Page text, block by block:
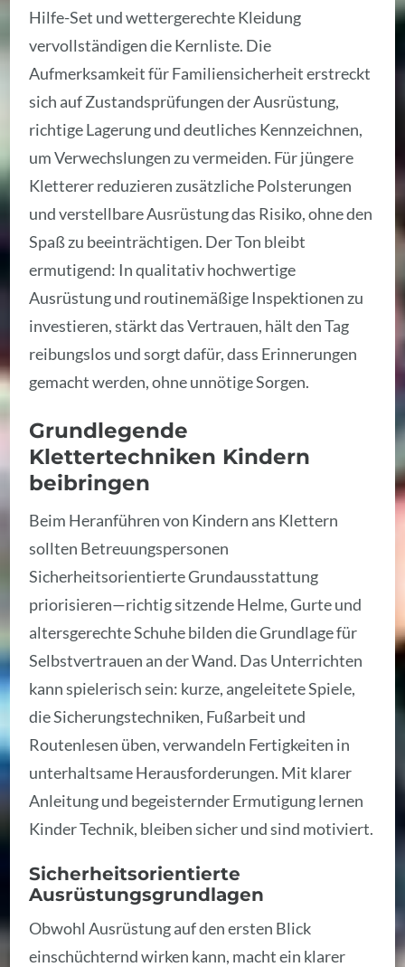
Hilfe-Set und wettergerechte Kleidung
vervollständigen die Kernliste. Die
Aufmerksamkeit für Familiensicherheit erstreckt
sich auf Zustandsprüfungen der Ausrüstung,
richtige Lagerung und deutliches Kennzeichnen,
um Verwechslungen zu vermeiden. Für jüngere
Kletterer reduzieren zusätzliche Polsterungen
und verstellbare Ausrüstung das Risiko, ohne den
Spaß zu beeinträchtigen. Der Ton bleibt
ermutigend: In qualitativ hochwertige
Ausrüstung und routinemäßige Inspektionen zu
investieren, stärkt das Vertrauen, hält den Tag
reibungslos und sorgt dafür, dass Erinnerungen
gemacht werden, ohne unnötige Sorgen.
Grundlegende
Klettertechniken Kindern
beibringen
Beim Heranführen von Kindern ans Klettern
sollten Betreuungspersonen
Sicherheitsorientierte Grundausstattung
priorisieren—richtig sitzende Helme, Gurte und
altersgerechte Schuhe bilden die Grundlage für
Selbstvertrauen an der Wand. Das Unterrichten
kann spielerisch sein: kurze, angeleitete Spiele,
die Sicherungstechniken, Fußarbeit und
Routenlesen üben, verwandeln Fertigkeiten in
unterhaltsame Herausforderungen. Mit klarer
Anleitung und begeisternder Ermutigung lernen
Kinder Technik, bleiben sicher und sind motiviert.
Sicherheitsorientierte
Ausrüstungsgrundlagen
Obwohl Ausrüstung auf den ersten Blick
einschüchternd wirken kann, macht ein klarer